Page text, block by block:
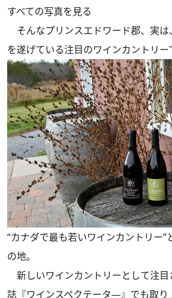
すべての写真を見る
そんなプリンスエドワード郡、実
を遂げている注目のワインカントリー
“カナダで最も若いワインカントリー”
の地。
新しいワインカントリーとして注目
誌『ワインスペクテータ―』でも取り